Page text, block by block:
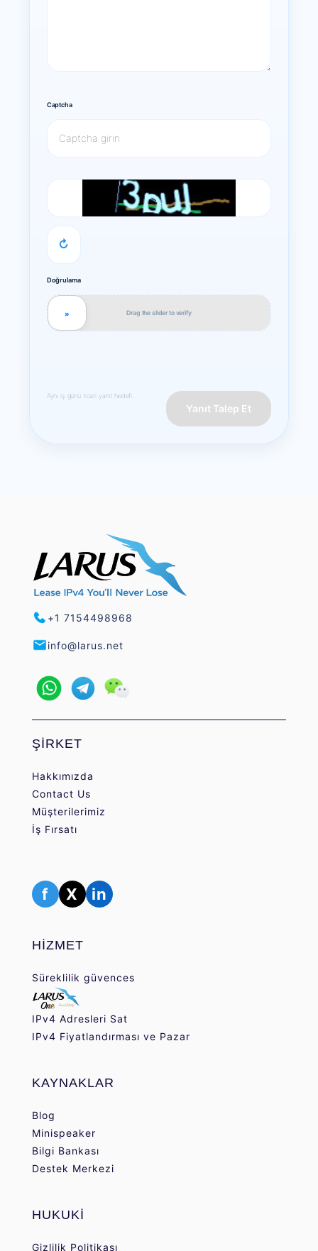
Captcha
↻
Doğrulama
Drag the slider to verify
»
Aynı iş günü ticari yanıt hedefi.
Yanıt Talep Et
+1 7154498968
info@larus.net
ŞİRKET
Hakkımızda
Contact Us
Müşterilerimiz
İş Fırsatı
f X in
HİZMET
Süreklilik güvences
IPv4 Adresleri Sat
IPv4 Fiyatlandırması ve Pazar
KAYNAKLAR
Blog
Minispeaker
Bilgi Bankası
Destek Merkezi
HUKUKİ
Gizlilik Politikası